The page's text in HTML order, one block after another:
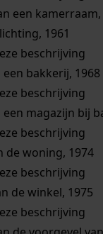
een
1961
beschrijving
bakkerij, 1968
beschrijving
magazijn bij
beschrijving
de woning, 1974
beschrijving
de winkel, 1975
beschrijving